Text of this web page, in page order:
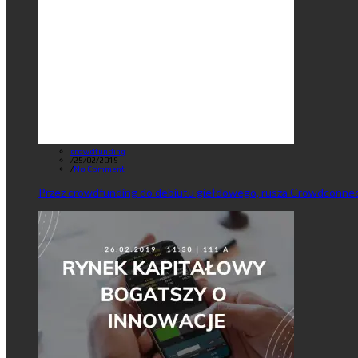
crowdfunding
/25/02/2019
/No Comment
Przez crowdfunding do debiutu giełdowego, rusza